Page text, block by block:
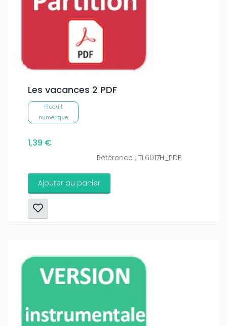
Les vacances 2 PDF
Produit
numérique
1,39 €
Référence : TL6017H_PDF
Ajouter au panier